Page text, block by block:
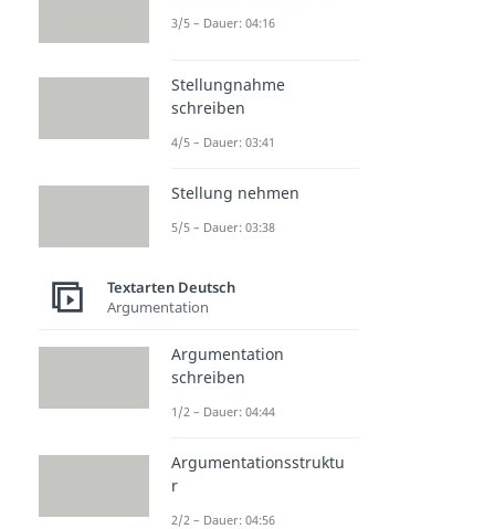
3/5 – Dauer: 04:16
Stellungnahme
schreiben
4/5 – Dauer: 03:41
Stellung nehmen
5/5 – Dauer: 03:38
Textarten Deutsch
Argumentation
Argumentation
schreiben
1/2 – Dauer: 04:44
Argumentationsstruktu
r
2/2 – Dauer: 04:56